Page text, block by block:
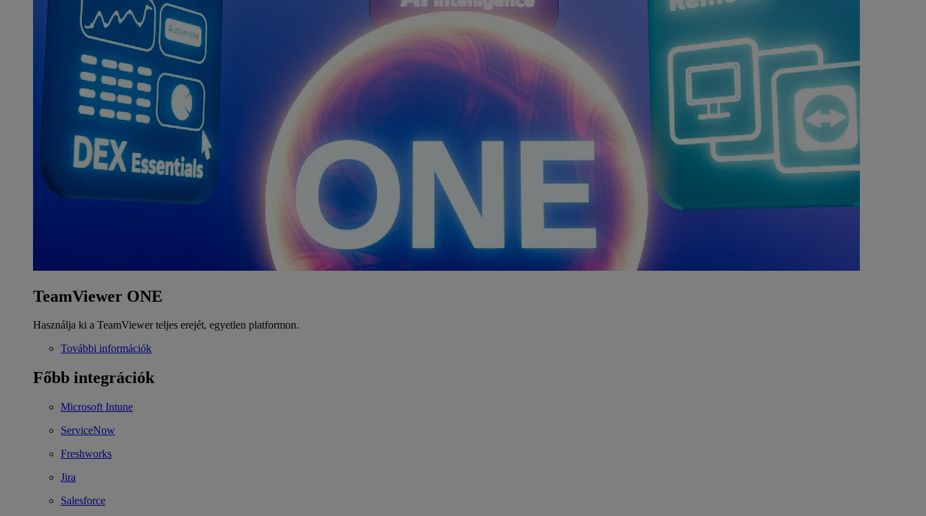
TeamViewer ONE
Használja ki a TeamViewer teljes erejét, egyetlen platformon.
További információk
Főbb integrációk
Microsoft Intune
ServiceNow
Freshworks
Jira
Salesforce